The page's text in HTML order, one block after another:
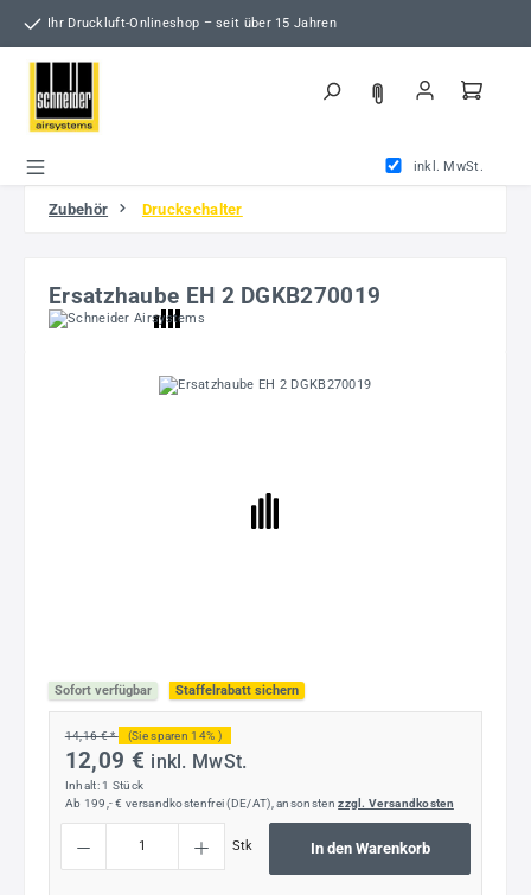
Zum Hauptinhalt springen
Ihr Druckluft-Onlineshop – seit über 15 Jahren
inkl. MwSt.
Zubehör Druckschalter
Ersatzhaube EH 2 DGKB270019
Bildergalerie überspringen
Sofort verfügbar Staffelrabatt sichern
14,16 € * (Sie sparen 14% )
12,09 € inkl. MwSt.
Inhalt: 1 Stück
Ab 199,- € versandkostenfrei (DE/AT), ansonstenzzgl. Versandkosten
Stk In den Warenkorb